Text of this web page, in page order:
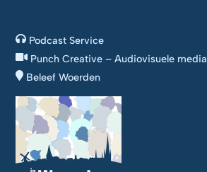
Podcast Service
Punch Creative – Audiovisuele media
Beleef Woerden